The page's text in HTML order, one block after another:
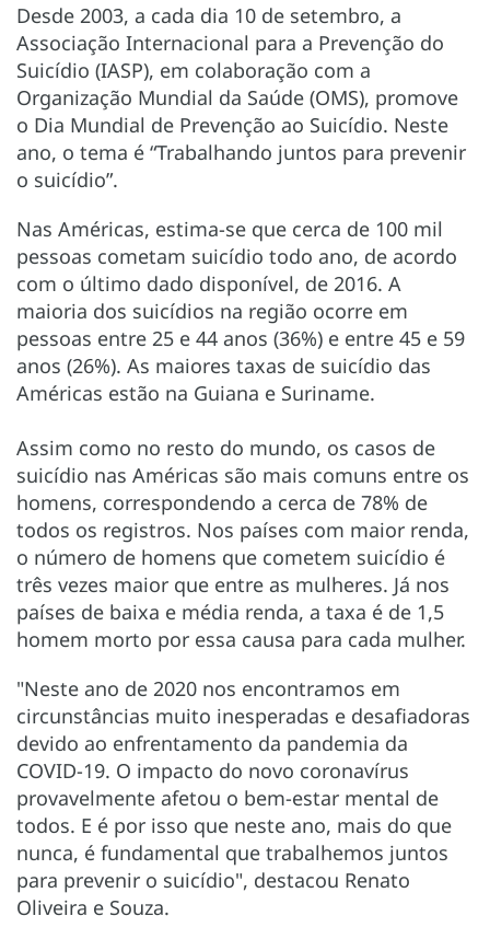
Desde 2003, a cada dia 10 de setembro, a
Associação Internacional para a Prevenção do
Suicídio (IASP), em colaboração com a
Organização Mundial da Saúde (OMS), promove
o Dia Mundial de Prevenção ao Suicídio. Neste
ano, o tema é “Trabalhando juntos para prevenir
o suicídio”.
Nas Américas, estima-se que cerca de 100 mil
pessoas cometam suicídio todo ano, de acordo
com o último dado disponível, de 2016. A
maioria dos suicídios na região ocorre em
pessoas entre 25 e 44 anos (36%) e entre 45 e 59
anos (26%). As maiores taxas de suicídio das
Américas estão na Guiana e Suriname.
Assim como no resto do mundo, os casos de
suicídio nas Américas são mais comuns entre os
homens, correspondendo a cerca de 78% de
todos os registros. Nos países com maior renda,
o número de homens que cometem suicídio é
três vezes maior que entre as mulheres. Já nos
países de baixa e média renda, a taxa é de 1,5
homem morto por essa causa para cada mulher.
"Neste ano de 2020 nos encontramos em
circunstâncias muito inesperadas e desafiadoras
devido ao enfrentamento da pandemia da
COVID-19. O impacto do novo coronavírus
provavelmente afetou o bem-estar mental de
todos. E é por isso que neste ano, mais do que
nunca, é fundamental que trabalhemos juntos
para prevenir o suicídio", destacou Renato
Oliveira e Souza.